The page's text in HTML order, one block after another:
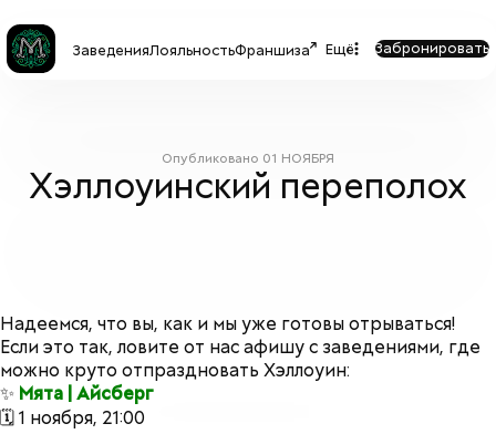
ЗаведенияЛояльностьФраншиза Ещё Забронировать
Опубликовано 01 НОЯБРЯ
Хэллоуинский переполох
Надеемся, что вы, как и мы уже готовы отрываться!
Если это так, ловите от нас афишу с заведениями, где
можно круто отпраздновать Хэллоуин:
✨ Мята | Айсберг
🗓 1 ноября, 21:00